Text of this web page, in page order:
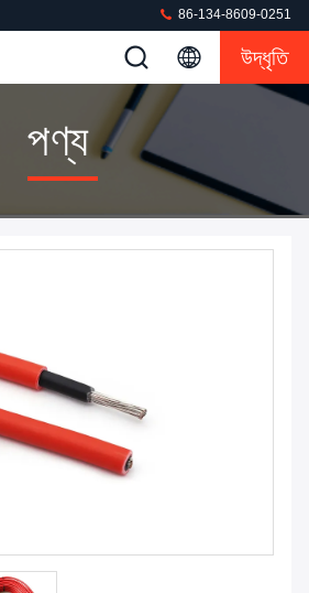
86-134-8609-0251
উদ্ধৃতি
পণ্য